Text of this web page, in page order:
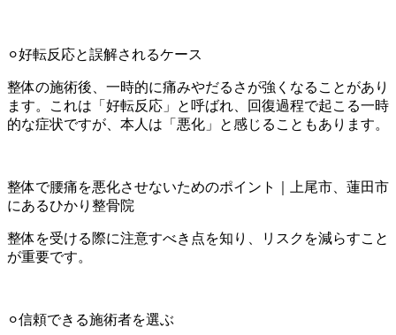
⚪︎好転反応と誤解されるケース
整体の施術後、一時的に痛みやだるさが強くなることがあり
ます。これは「好転反応」と呼ばれ、回復過程で起こる一時
的な症状ですが、本人は「悪化」と感じることもあります。
整体で腰痛を悪化させないためのポイント｜上尾市、蓮田市
にあるひかり整骨院
整体を受ける際に注意すべき点を知り、リスクを減らすこと
が重要です。
⚪︎信頼できる施術者を選ぶ